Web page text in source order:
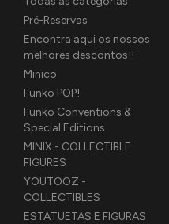
Pré-Reservas
Encontra aqui os nossos
melhores descontos!!
Minico
Funko POP!
Funko Conventions &
Special Editions
MINIX - COLLECTIBLE
FIGURES
YOUTOOZ -
COLLECTIBLES
ESTATUETAS E FIGURAS